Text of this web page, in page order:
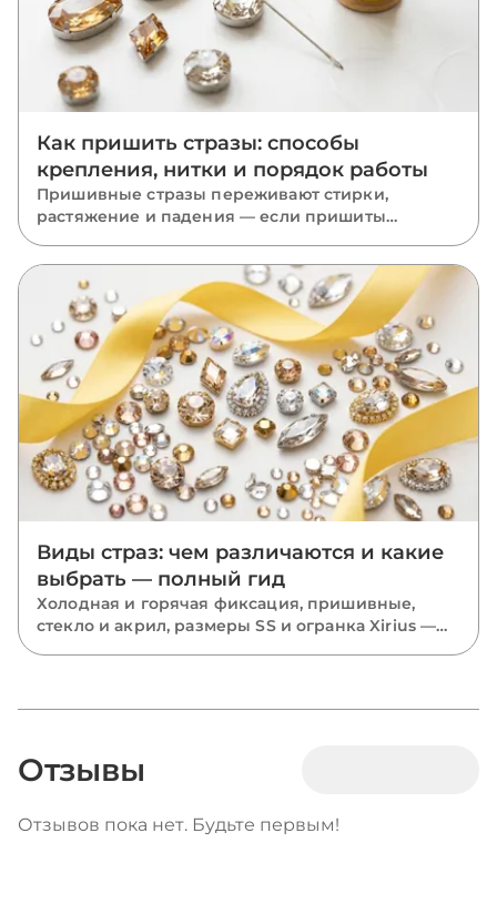
Как пришить стразы: способы
крепления, нитки и порядок работы
Пришивные стразы переживают стирки,
растяжение и падения — если пришиты
вести стежки через отверстия, чем отличается
крепление капли, риволи и ромба и какие
ошибки роняют камни.
Виды страз: чем различаются и какие
выбрать — полный гид
Холодная и горячая фиксация, пришивные,
стекло и акрил, размеры SS и огранка Xirius —
Отзывы
Отзывов пока нет. Будьте первым!